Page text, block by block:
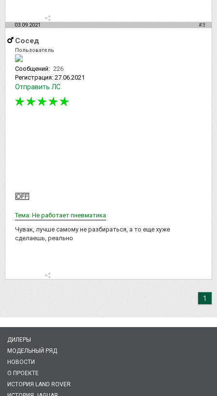
03.09.2021 #3
Сосед
Пользователь
Сообщений: 226
Регистрация: 27.06.2021
Отправить ЛС
Тема: Не работает пневматика
Чувак, лучше самому не разбираться, а то еще хуже
сделаешь, реально
1
ДИЛЕРЫ
МОДЕЛЬНЫЙ РЯД
НОВОСТИ
О ПРОЕКТЕ
ИСТОРИЯ LAND ROVER